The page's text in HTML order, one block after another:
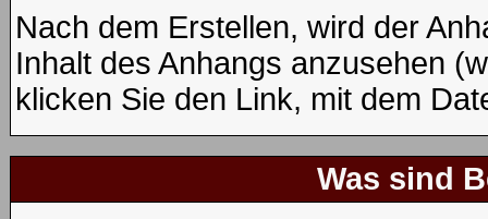
Nach dem Erstellen, wird der
Inhalt des Anhangs anzusehen
klicken Sie den Link, mit dem
Was sind